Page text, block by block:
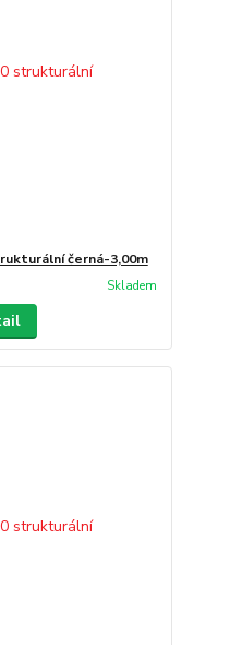
černá-3,00m
Skladem